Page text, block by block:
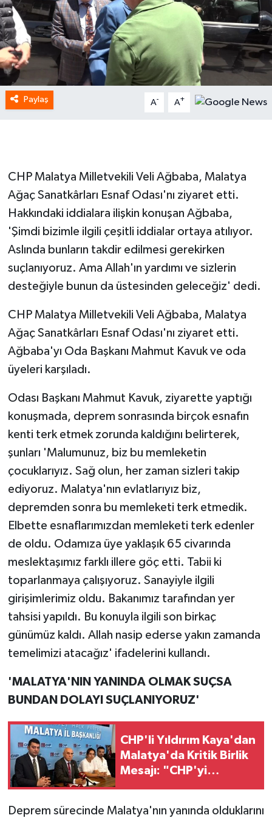
Paylaş A- A+
CHP Malatya Milletvekili Veli Ağbaba, Malatya
Ağaç Sanatkârları Esnaf Odası'nı ziyaret etti.
Hakkındaki iddialara ilişkin konuşan Ağbaba,
'Şimdi bizimle ilgili çeşitli iddialar ortaya atılıyor.
Aslında bunların takdir edilmesi gerekirken
suçlanıyoruz. Ama Allah'ın yardımı ve sizlerin
desteğiyle bunun da üstesinden geleceğiz' dedi.
CHP Malatya Milletvekili Veli Ağbaba, Malatya
Ağaç Sanatkârları Esnaf Odası'nı ziyaret etti.
Ağbaba'yı Oda Başkanı Mahmut Kavuk ve oda
üyeleri karşıladı.
Odası Başkanı Mahmut Kavuk, ziyarette yaptığı
konuşmada, deprem sonrasında birçok esnafın
kenti terk etmek zorunda kaldığını belirterek,
şunları 'Malumunuz, biz bu memleketin
çocuklarıyız. Sağ olun, her zaman sizleri takip
ediyoruz. Malatya'nın evlatlarıyız biz,
depremden sonra bu memleketi terk etmedik.
Elbette esnaflarımızdan memleketi terk edenler
de oldu. Odamıza üye yaklaşık 65 civarında
meslektaşımız farklı illere göç etti. Tabii ki
toparlanmaya çalışıyoruz. Sanayiyle ilgili
girişimlerimiz oldu. Bakanımız tarafından yer
tahsisi yapıldı. Bu konuyla ilgili son birkaç
günümüz kaldı. Allah nasip ederse yakın zamanda
temelimizi atacağız' ifadelerini kullandı.
'MALATYA'NIN YANINDA OLMAK SUÇSA
BUNDAN DOLAYI SUÇLANIYORUZ'
CHP'li Yıldırım Kaya'dan
Malatya'da Kritik Birlik
Mesajı: "CHP'yi
Deprem sürecinde Malatya'nın yanında olduklarını